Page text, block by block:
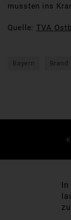
mussten ins
Quelle:TVA
Bayern Brand
In